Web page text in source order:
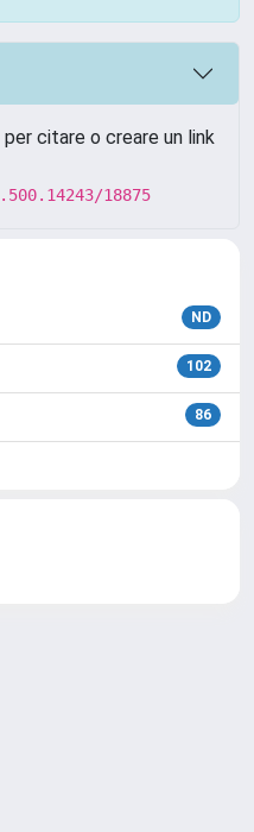
citare o creare un link
18875
ND
102
86